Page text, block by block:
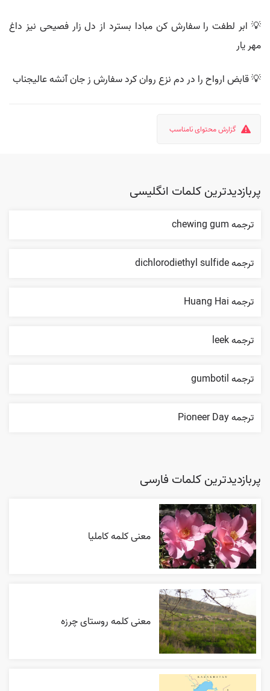
💡 ابر لطفت را سفارش کن مبادا بسترد از دل زار فصیحی نیز داغ
مهر یار
💡 قابض ارواح را در دم نزع روان کرد سفارش ز جان آنشه عالیجناب
گزارش محتوای نامناسب
پربازدیدترین کلمات انگلیسی
ترجمه chewing gum
ترجمه dichlorodiethyl sulfide
ترجمه Huang Hai
ترجمه leek
ترجمه gumbotil
ترجمه Pioneer Day
پربازدیدترین کلمات فارسی
معنی کلمه کاملیا
معنی کلمه روستای چرزه